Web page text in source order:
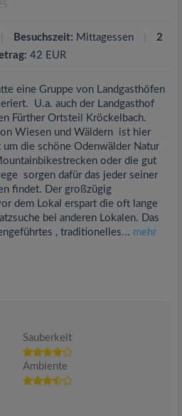
Besuchszeit: Mittagessen
2
42 EUR
eine Gruppe von Landgasthöfen
U.a. auch der Landgasthof
Fürther Ortsteil Kröckelbach.
Wiesen und Wäldern ist hier
die schöne Odenwälder Natur
oder die gut
sorgen dafür das jeder seiner
findet. Der großzügig
dem Lokal erspart die oft lange
bei anderen Lokalen. Das
, traditionelles... mehr
Sauberkeit
Ambiente